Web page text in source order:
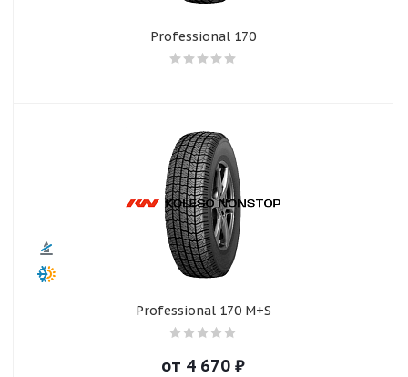
Professional 170
Professional 170 M+S
от 4 670 ₽